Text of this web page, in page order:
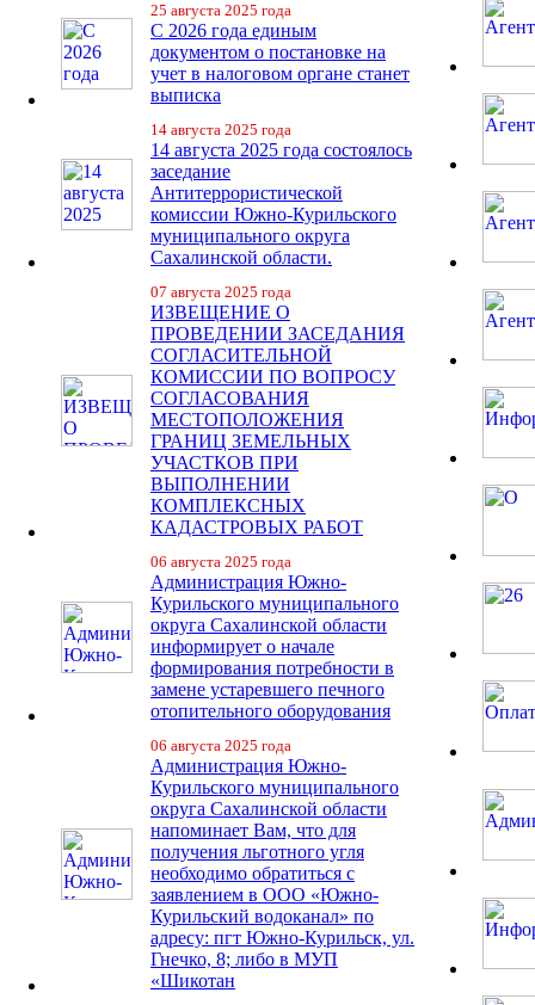
25 августа 2025 года
С 2026 года единым
документом о постановке на
учет в налоговом органе станет
выписка
14 августа 2025 года
14 августа 2025 года состоялось
заседание
Антитеррористической
комиссии Южно-Курильского
муниципального округа
Сахалинской области.
07 августа 2025 года
ИЗВЕЩЕНИЕ О
ПРОВЕДЕНИИ ЗАСЕДАНИЯ
СОГЛАСИТЕЛЬНОЙ
КОМИССИИ ПО ВОПРОСУ
СОГЛАСОВАНИЯ
МЕСТОПОЛОЖЕНИЯ
ГРАНИЦ ЗЕМЕЛЬНЫХ
УЧАСТКОВ ПРИ
ВЫПОЛНЕНИИ
КОМПЛЕКСНЫХ
КАДАСТРОВЫХ РАБОТ
06 августа 2025 года
Администрация Южно-
Курильского муниципального
округа Сахалинской области
информирует о начале
формирования потребности в
замене устаревшего печного
отопительного оборудования
06 августа 2025 года
Администрация Южно-
Курильского муниципального
округа Сахалинской области
напоминает Вам, что для
получения льготного угля
необходимо обратиться с
заявлением в ООО «Южно-
Курильский водоканал» по
адресу: пгт Южно-Курильск, ул.
Гнечко, 8; либо в МУП
«Шикотан